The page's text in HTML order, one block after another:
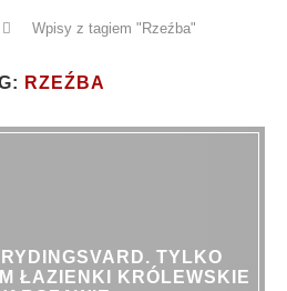
Wpisy z tagiem "Rzeźba"
RZEŹBA
TYLKO
ŁAZIENKI KRÓLEWSKIE